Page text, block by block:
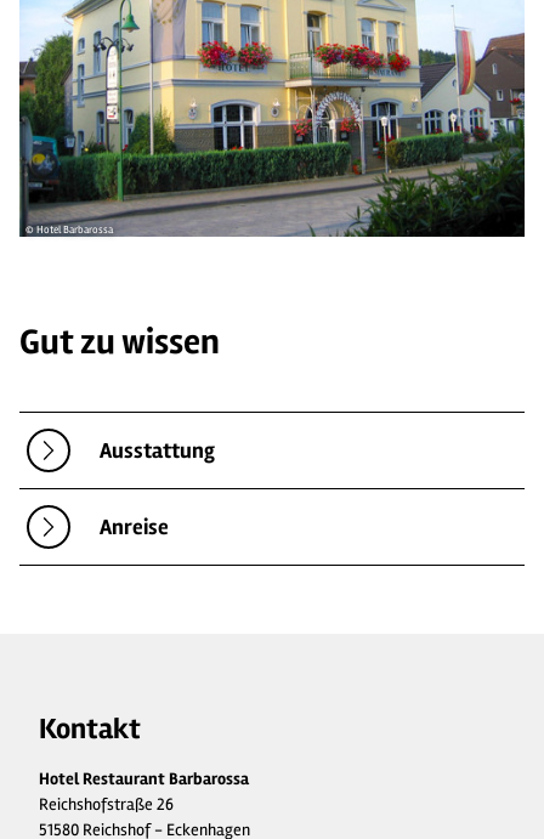
© Hotel Barbarossa
Gut zu wissen
Ausstattung
Anreise
Kontakt
Hotel Restaurant Barbarossa
Reichshofstraße 26
51580 Reichshof - Eckenhagen